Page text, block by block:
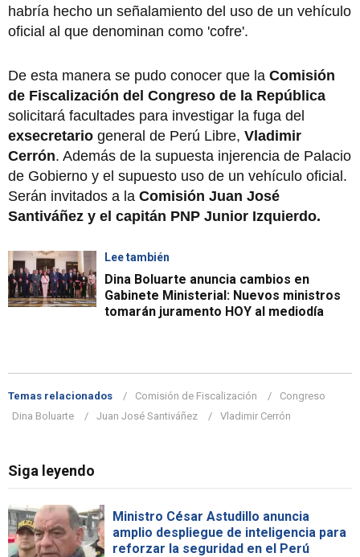
habría hecho un señalamiento del uso de un vehículo
oficial al que denominan como 'cofre'.
De esta manera se pudo conocer que la Comisión
de Fiscalización del Congreso de la República
solicitará facultades para investigar la fuga del
exsecretario general de Perú Libre, Vladimir
Cerrón. Además de la supuesta injerencia de Palacio
de Gobierno y el supuesto uso de un vehículo oficial.
Serán invitados a la Comisión Juan José
Santiváñez y el capitán PNP Junior Izquierdo.
Lee también
Dina Boluarte anuncia cambios en
Gabinete Ministerial: Nuevos ministros
tomarán juramento HOY al mediodía
Temas relacionados Comisión de Fiscalización
Congreso
Dina Boluarte
Juan José Santiváñez Vladimir Cerrón
Siga leyendo
Ministro César Astudillo anuncia
amplio despliegue de inteligencia para
reforzar la seguridad en el Perú